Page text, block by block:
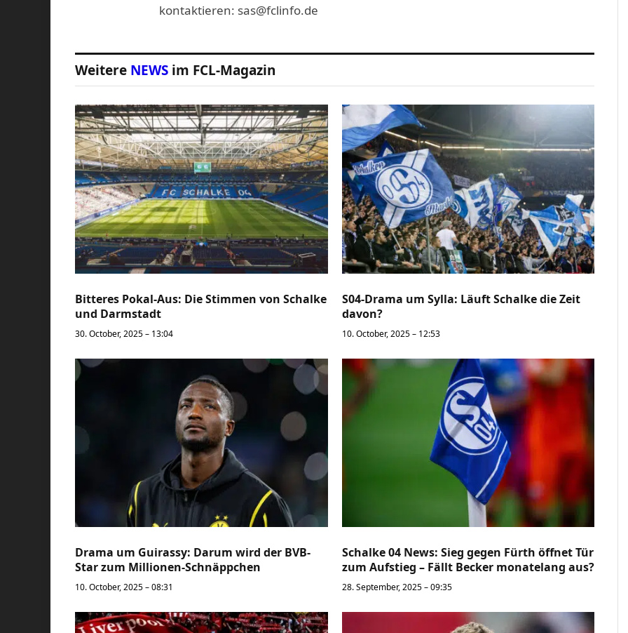
kontaktieren: sas@fclinfo.de
Weitere NEWS im FCL-Magazin
Bitteres Pokal-Aus: Die Stimmen von Schalke
und Darmstadt
30. October, 2025 – 13:04
S04-Drama um Sylla: Läuft Schalke die Zeit
davon?
10. October, 2025 – 12:53
Drama um Guirassy: Darum wird der BVB-
Star zum Millionen-Schnäppchen
10. October, 2025 – 08:31
Schalke 04 News: Sieg gegen Fürth öffnet Tür
zum Aufstieg – Fällt Becker monatelang aus?
28. September, 2025 – 09:35